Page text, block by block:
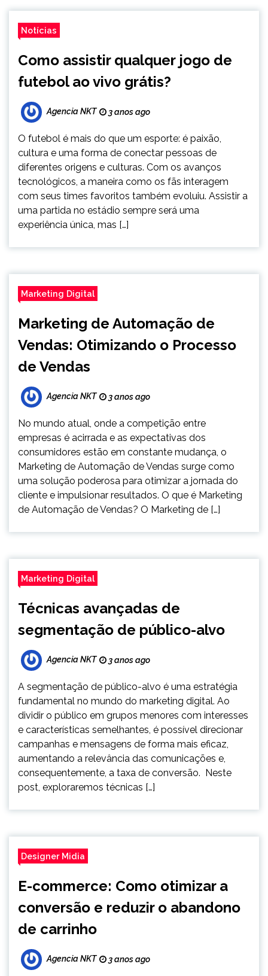
Notícias
Como assistir qualquer jogo de
futebol ao vivo grátis?
Agencia NKT 3 anos ago
O futebol é mais do que um esporte: é paixão,
cultura e uma forma de conectar pessoas de
diferentes origens e culturas. Com os avanços
tecnológicos, a maneira como os fãs interagem
com seus times favoritos também evoluiu. Assistir a
uma partida no estádio sempre será uma
experiência única, mas […]
Marketing Digital
Marketing de Automação de
Vendas: Otimizando o Processo
de Vendas
Agencia NKT 3 anos ago
No mundo atual, onde a competição entre
empresas é acirrada e as expectativas dos
consumidores estão em constante mudança, o
Marketing de Automação de Vendas surge como
uma solução poderosa para otimizar a jornada do
cliente e impulsionar resultados. O que é Marketing
de Automação de Vendas? O Marketing de […]
Marketing Digital
Técnicas avançadas de
segmentação de público-alvo
Agencia NKT 3 anos ago
A segmentação de público-alvo é uma estratégia
fundamental no mundo do marketing digital. Ao
dividir o público em grupos menores com interesses
e características semelhantes, é possível direcionar
campanhas e mensagens de forma mais eficaz,
aumentando a relevância das comunicações e,
consequentemente, a taxa de conversão. Neste
post, exploraremos técnicas […]
Designer Midia
E-commerce: Como otimizar a
conversão e reduzir o abandono
de carrinho
Agencia NKT 3 anos ago